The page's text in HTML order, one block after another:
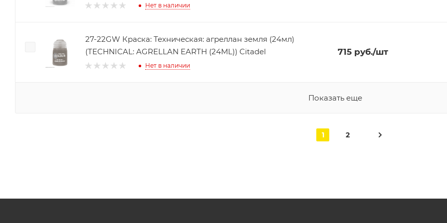
Нет в наличии
27-22GW Краска: Техническая: агреллан земля (24мл)
(TECHNICAL: AGRELLAN EARTH (24ML)) Citadel
Нет в наличии
715руб./шт
Показать еще
1 2